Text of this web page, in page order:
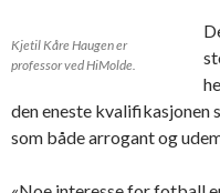
Kjetil Kåre Haugen er
professor ved HiMolde.
den eneste kvalifikasjonen
som både arrogant og